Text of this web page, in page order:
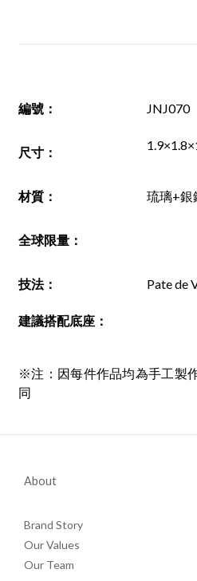
編號 ： JNJ070
尺寸 ：
材質 ： 琉璃+銀
全球限量：
技法： Pate de
建議搭配底座 ：
※注：因每件作品均為手工製
同
About
Brand Story
Our Values
Our Team